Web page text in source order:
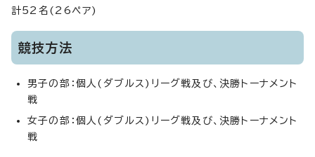
計52名(26ペア)
競技方法
男子の部：個人(ダブルス)リーグ戦及び、決勝トーナメント
戦
女子の部：個人(ダブルス)リーグ戦及び、決勝トーナメント
戦